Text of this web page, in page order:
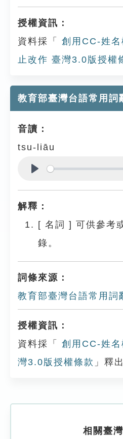
授權資訊：
資料採「
創用CC-姓
止改作 臺灣3.0版授權
教育部臺灣台語常用詞
音讀：
tsu-liāu
解釋：
[ 名詞 ] 可供參考
錄。
詞條來源：
教育部臺灣台語常用詞
授權資訊：
資料採「
創用CC-姓
灣3.0版授權條款 」釋出
相關臺